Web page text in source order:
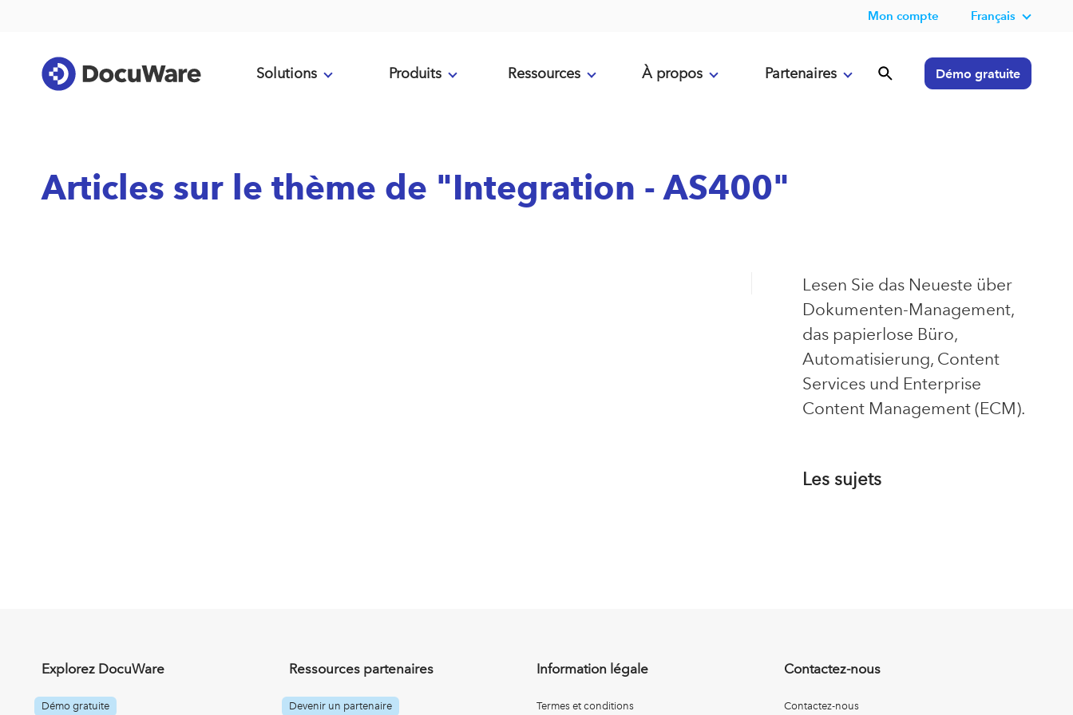
Mon compte Français
Solutions Produits Ressources À propos Partenaires Démo gratuite
Articles sur le thème de "Integration - AS400"
Lesen Sie das Neueste über
Dokumenten-Management,
das papierlose Büro,
Automatisierung, Content
Services und Enterprise
Content Management (ECM).
Les sujets
Explorez DocuWare
Démo gratuite
Ressources partenaires
Devenir un partenaire
Information légale
Termes et conditions
Contactez-nous
Contactez-nous